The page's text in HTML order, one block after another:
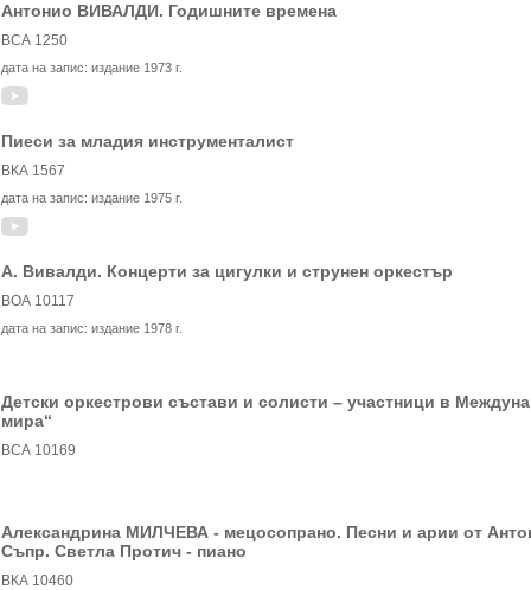
Антонио ВИВАЛДИ. Годишните времена
ВСА 1250
дата на запис: издание 1973 г.
Пиеси за младия инструменталист
ВКА 1567
дата на запис: издание 1975 г.
А. Вивалди. Концерти за цигулки и струнен оркестър
ВОА 10117
дата на запис: издание 1978 г.
Детски оркестрови състави и солисти – участници в
мира“
ВСА 10169
Александрина МИЛЧЕВА - мецосопрано. Песни и арии от
Съпр. Светла Протич - пиано
ВКА 10460